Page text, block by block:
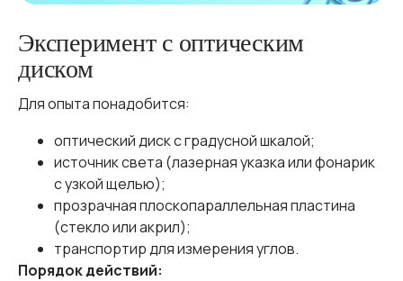
Эксперимент с оптическим
диском
Для опыта понадобится:
оптический диск с градусной шкалой;
источник света (лазерная указка или фонарик
с узкой щелью);
прозрачная плоскопараллельная пластина
(стекло или акрил);
транспортир для измерения углов.
Порядок действий: